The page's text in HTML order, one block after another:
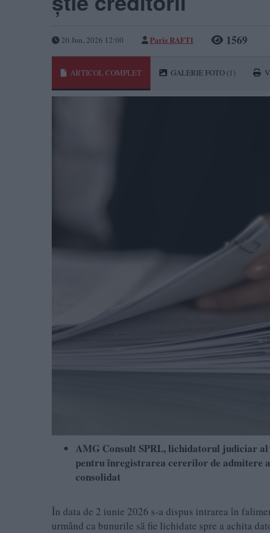
20 Jun, 2026 12:00 Paris RAFTI 1569
ARTICOL COMPLET GALERIE FOTO (1)
AMG Consult SPRL, lichidatorul judiciar
pentru înregistrarea cererilor de admitere
consolidat
În data de 2 iunie 2026 s-a dispus intrarea în
urmând ca bunurile să fie lichidate spre a achita